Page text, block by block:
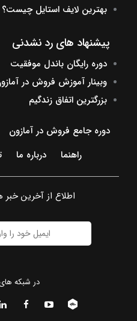
بهترین لایف استایل چیست؟
پیشنهاد های رد نشدنی
دوره رایگان باندل موفقیت
وبینار آموزش فروش در
بزرگترین اتفاق زندگیم
دوره جامع فروش در آمازون
راهنما
درباره ما
اطلاع از آخرین خبر
در شبکه